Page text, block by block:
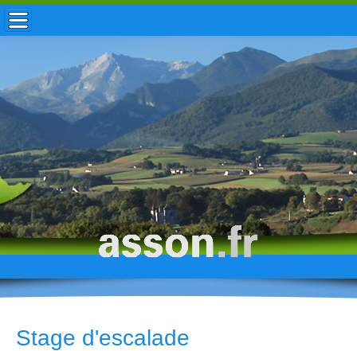
ACCUEIL / INFOS
MUNICIPALITÉ
VIE LOCALE
ENFANCE
TOURISME
HISTOIRE
Stage d'escalade